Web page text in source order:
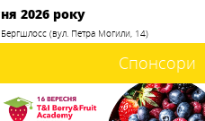
2026 року
(вул. Петра Могили, 14)
Спонсори